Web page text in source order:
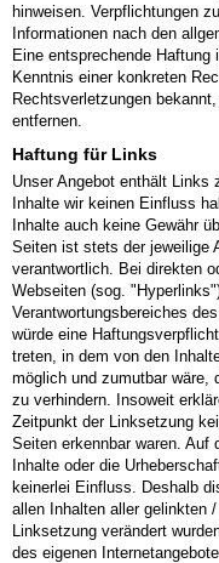
hinweisen. Verpflichtungen
Informationen nach den
Eine entsprechende
Kenntnis einer konkreten
Rechtsverletzungen
entfernen.
Haftung für Links
Unser Angebot enthält Links
Inhalte wir keinen Einfluss
Inhalte auch keine Gewähr
Seiten ist stets der jeweilige
verantwortlich. Bei direkten
Webseiten (sog.
Verantwortungsbereiches
würde eine
treten, in dem von den
möglich und zumutbar wäre,
zu verhindern. Insoweit
Zeitpunkt der Linksetzung
Seiten erkennbar waren.
Inhalte oder die
keinerlei Einfluss. Deshalb
allen Inhalten aller gelinkten
Linksetzung verändert
des eigenen